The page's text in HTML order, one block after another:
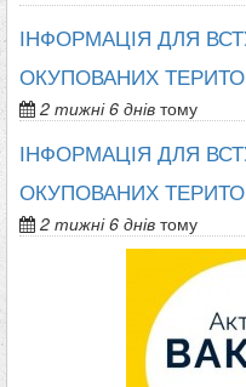
ІНФОРМАЦІЯ ДЛЯ
ОКУПОВАНИХ
2 тижні 6 днів тому
ІНФОРМАЦІЯ ДЛЯ
ОКУПОВАНИХ
2 тижні 6 днів тому